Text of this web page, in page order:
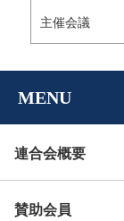
ン
主催会議
MENU
連合会概要
賛助会員